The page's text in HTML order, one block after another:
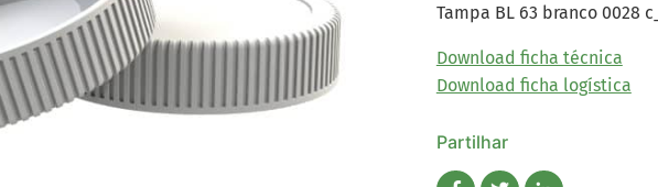
Tampa BL 63 branco 0028
Download ficha técnica
Download ficha logística
Partilhar